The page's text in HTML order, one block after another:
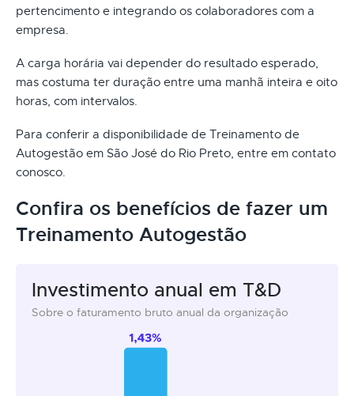
pertencimento e integrando os colaboradores com a
empresa.
A carga horária vai depender do resultado esperado,
mas costuma ter duração entre uma manhã inteira e oito
horas, com intervalos.
Para conferir a disponibilidade de Treinamento de
Autogestão em São José do Rio Preto, entre em contato
conosco.
Confira os benefícios de fazer um
Treinamento Autogestão
Investimento anual em T&D
Sobre o faturamento bruto anual da organização